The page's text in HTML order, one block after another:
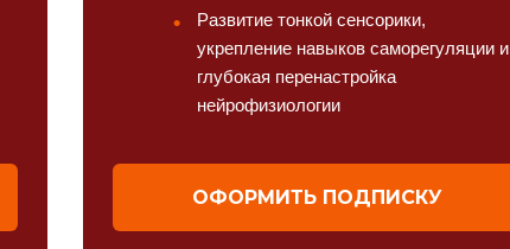
Развитие тонкой сенсорики,
укрепление навыков саморегуляции и
глубокая перенастройка
нейрофизиологии
ОФОРМИТЬ ПОДПИСКУ